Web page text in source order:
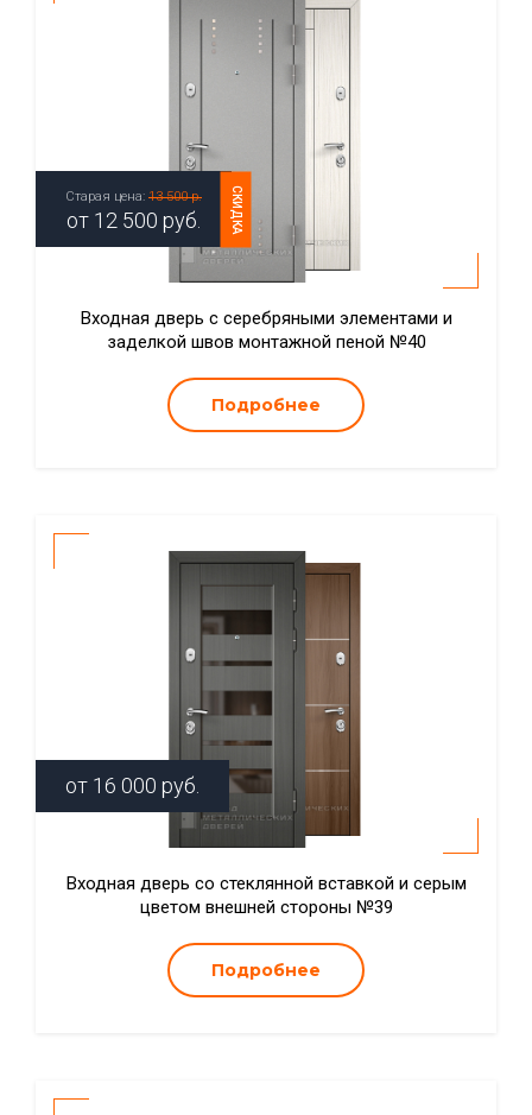
СКИДКА
Старая цена: 13 500 р.
от 12 500 руб.
Входная дверь с серебряными элементами и
заделкой швов монтажной пеной №40
Подробнее
от 16 000 руб.
Входная дверь со стеклянной вставкой и серым
цветом внешней стороны №39
Подробнее